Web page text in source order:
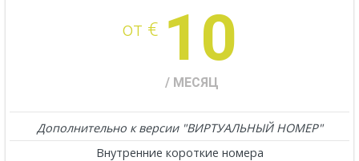
от € 10
/ МЕСЯЦ
Дополнительно к версии "ВИРТУАЛЬНЫЙ НОМЕР"
Внутренние короткие номера